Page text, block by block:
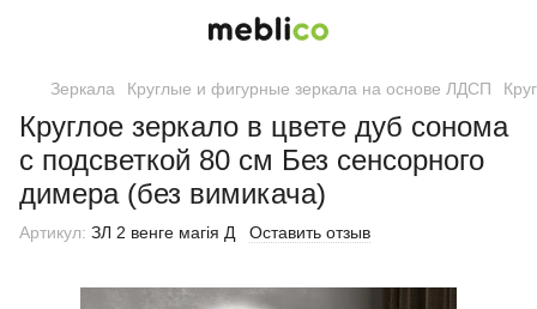
Зеркала Круглые и фигурные зеркала на основе ЛДСП
Круглое зеркало в цвете дуб сонома
с подсветкой 80 см Без сенсорного
димера (без вимикача)
Артикул: ЗЛ 2 венге магія Д Оставить отзыв